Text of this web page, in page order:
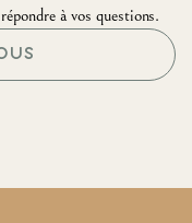
à vos questions.